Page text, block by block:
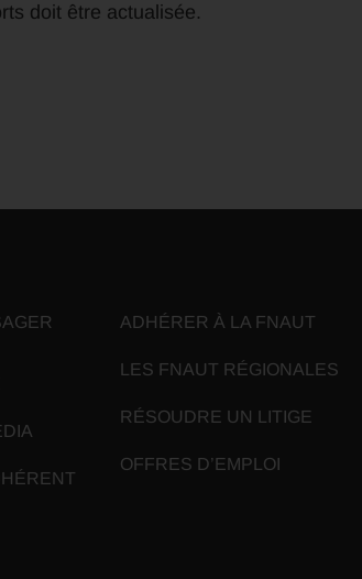
doit être actualisée.
ADHÉRER À LA FNAUT
LES FNAUT RÉGIONALES
RÉSOUDRE UN LITIGE
OFFRES D’EMPLOI